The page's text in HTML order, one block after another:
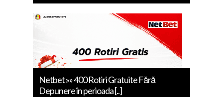
Netbet »» 400 Rotiri Gratuite Fără
Depunere în perioada [..]